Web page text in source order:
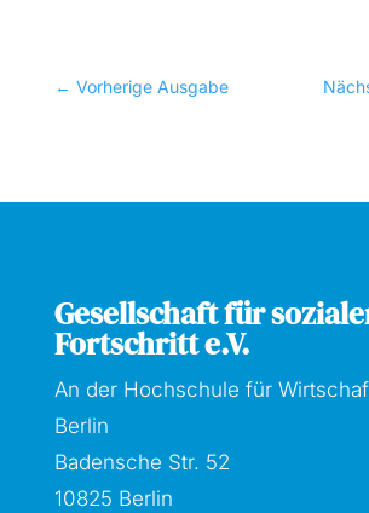
← Vorherige Ausgabe
Gesellschaft für
Fortschritt e.V.
An der Hochschule für
Berlin
Badensche Str. 52
10825 Berlin